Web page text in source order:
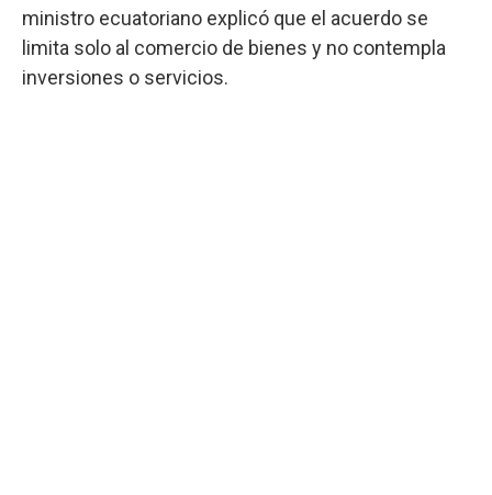
ministro ecuatoriano explicó que el acuerdo se
limita solo al comercio de bienes y no contempla
inversiones o servicios.